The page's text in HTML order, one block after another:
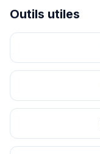
Outils utiles